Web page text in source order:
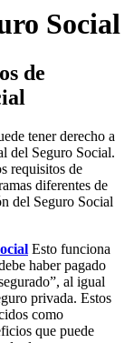
Social
de
tener derecho a
del Seguro Social.
requisitos de
diferentes de
del Seguro Social
Esto funciona
haber pagado
al igual
privada. Estos
como
que puede